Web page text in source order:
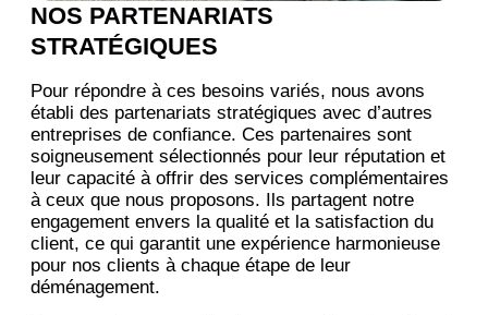
NOS PARTENARIATS
STRATÉGIQUES
Pour répondre à ces besoins variés, nous avons
établi des partenariats stratégiques avec d’autres
entreprises de confiance. Ces partenaires sont
soigneusement sélectionnés pour leur réputation et
leur capacité à offrir des services complémentaires
à ceux que nous proposons. Ils partagent notre
engagement envers la qualité et la satisfaction du
client, ce qui garantit une expérience harmonieuse
pour nos clients à chaque étape de leur
déménagement.